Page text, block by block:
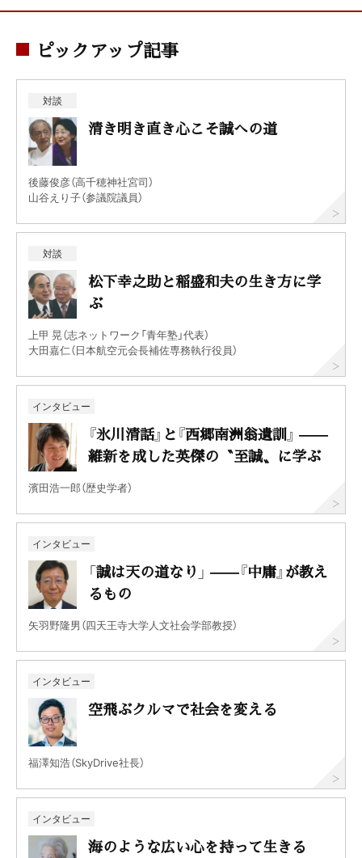
ピックアップ記事
対談
清き明き直き心こそ誠への道
後藤俊彦（高千穂神社宮司）
山谷えり子（参議院議員）
対談
松下幸之助と稲盛和夫の生き方に学
ぶ
上甲 晃（志ネットワーク「青年塾」代表）
大田嘉仁（日本航空元会長補佐専務執行役員）
インタビュー
『氷川清話』と『西郷南洲翁遺訓』 ——
維新を成した英傑の〝至誠〟に学ぶ
濱田浩一郎（歴史学者）
インタビュー
「誠は天の道なり」 ——『中庸』が教え
るもの
矢羽野隆男（四天王寺大学人文社会学部教授）
インタビュー
空飛ぶクルマで社会を変える
福澤知浩（SkyDrive社長）
インタビュー
海のような広い心を持って生きる